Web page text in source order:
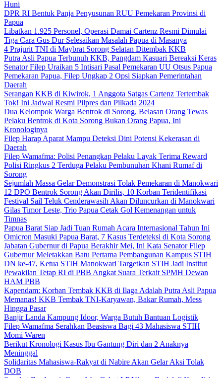
Huni
DPR RI Bentuk Panja Penyusunan RUU Pemekaran Provinsi di
Papua
Libatkan 1.925 Personel, Operasi Damai Cartenz Resmi Dimulai
Tiga Cara Gus Dur Selesaikan Masalah Papua di Masanya
4 Prajurit TNI di Maybrat Sorong Selatan Ditembak KKB
Putra Asli Papua Terbunuh KKB, Pangdam Kasuari Bereaksi Keras
Senator Filep Uraikan 5 Intisari Pasal Pemekaran UU Otsus Papua
Pemekaran Papua, Filep Ungkap 2 Opsi Siapkan Pemerintahan
Daerah
Serangan KKB di Kiwirok, 1 Anggota Satgas Cartenz Tertembak
Tok! Ini Jadwal Resmi Pilpres dan Pilkada 2024
Dua Kelompok Warga Bentrok di Sorong, Belasan Orang Tewas
Pelaku Bentrok di Kota Sorong Bukan Orang Papua, Ini
Kronologinya
Filep Harap Aparat Mampu Deteksi Dini Potensi Kekerasan di
Daerah
Filep Wamafma: Polisi Penangkap Pelaku Layak Terima Reward
Polisi Ringkus 2 Terduga Pelaku Pembunuhan Khani Rumaf di
Sorong
Sejumlah Massa Gelar Demonstrasi Tolak Pemekaran di Manokwari
12 DPO Bentrok Sorong Akan Dirilis, 10 Korban Teridentifikasi
Festival Sail Teluk Cenderawasih Akan Diluncurkan di Manokwari
Gilas Timor Leste, Trio Papua Cetak Gol Kemenangan untuk
Timnas
Papua Barat Siap Jadi Tuan Rumah Acara Internasional Tahun Ini
Omicron Masuki Papua Barat, 7 Kasus Terdeteksi di Kota Sorong
Jabatan Gubernur di Papua Berakhir Mei, Ini Kata Senator Filep
Gubernur Meletakkan Batu Pertama Pembangunan Kampus STIH
DN ke-47, Ketua STIH Manokwari Targetkan STIH Jadi Institut
Pewakilan Tetap RI di PBB Angkat Suara Terkait SPMH Dewan
HAM PBB
Kapendam: Korban Tembak KKB di Ilaga Adalah Putra Asli Papua
Memanas! KKB Tembak TNI-Karyawan, Bakar Rumah, Mess
Hingga Pasar
Banjir Landa Kampung Idoor, Warga Butuh Bantuan Logistik
Filep Wamafma Serahkan Beasiswa Bagi 43 Mahasiswa STIH
Momi Waren
Berikut Kronologi Kasus Ibu Gantung Diri dan 2 Anaknya
Meninggal
Solidaritas Mahasiswa-Rakyat di Nabire Akan Gelar Aksi Tolak
DOB